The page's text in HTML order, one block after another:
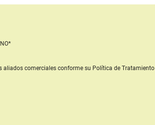
aliados comercialesconforme su Política de Tratamiento